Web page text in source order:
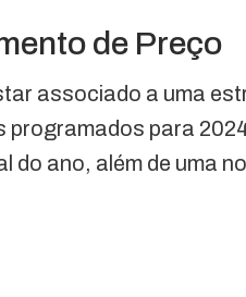
de Preço
associado a uma
para
do ano, além de uma